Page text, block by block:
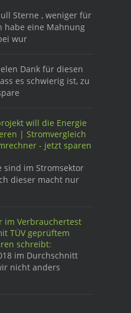
Sterne , weniger für
habe eine Mahnung
wur
Dank für diesen
es schwierig ist, zu
will die Energie
| Stromvergleich
- jetzt sparen
sind im Stromsektor
dieser macht nur
im Verbrauchertest
TÜV geprüftem
schreibt:
im Durchschnitt
nicht anders